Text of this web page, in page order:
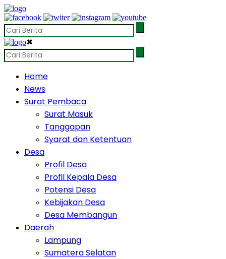
✖
Home
News
Surat Pembaca
Surat Masuk
Tanggapan
Syarat dan Ketentuan
Desa
Profil Desa
Profil Kepala Desa
Potensi Desa
Kebijakan Desa
Desa Membangun
Daerah
Lampung
Sumatera Selatan